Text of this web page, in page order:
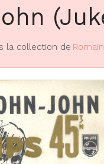
la collection de